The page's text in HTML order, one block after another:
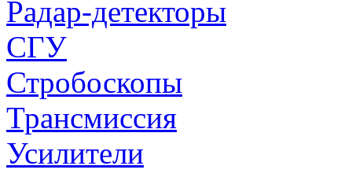
Радар-детекторы
СГУ
Стробоскопы
Трансмиссия
Усилители